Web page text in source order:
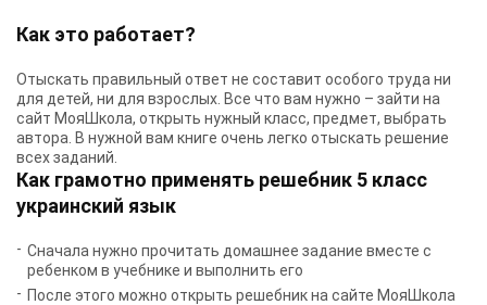
Как это работает?
Отыскать правильный ответ не составит особого труда ни
для детей, ни для взрослых. Все что вам нужно – зайти на
сайт МояШкола, открыть нужный класс, предмет, выбрать
автора. В нужной вам книге очень легко отыскать решение
всех заданий.
Как грамотно применять решебник 5 класс
украинский язык
Сначала нужно прочитать домашнее задание вместе с
ребенком в учебнике и выполнить его
После этого можно открыть решебник на сайте МояШкола